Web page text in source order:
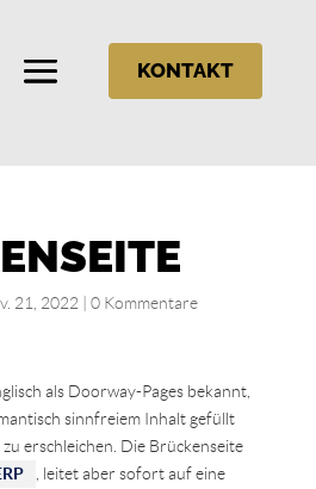
KONTAKT
21, 2022 0 Kommentare
als Doorway-Pages bekannt,
sinnfreiem Inhalt gefüllt
zu erschleichen. Die Brückenseite
, leitet aber sofort auf eine